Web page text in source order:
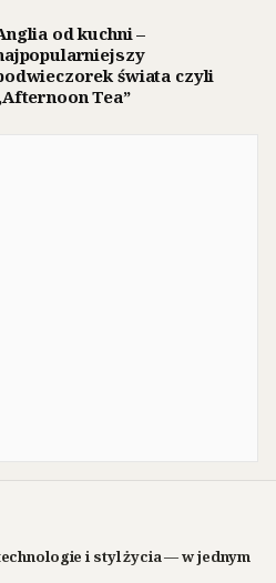
od kuchni –
świata czyli
Tea”
i styl życia — w jednym